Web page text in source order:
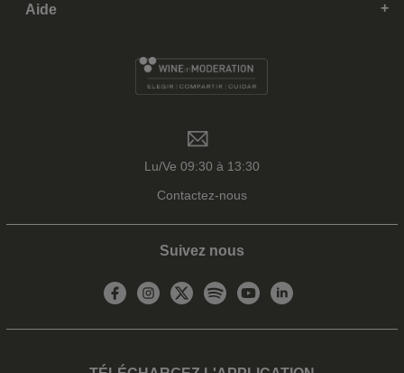
Aide
Lu/Ve 09:30 à 13:30
Contactez-nous
Suivez nous